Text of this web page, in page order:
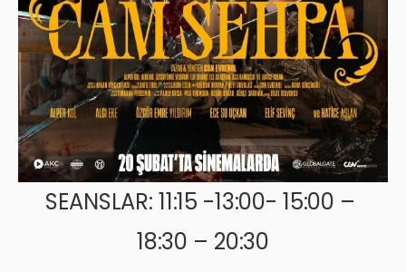
SEANSLAR: 11:15 -13:00- 15:00 –
18:30 – 20:30